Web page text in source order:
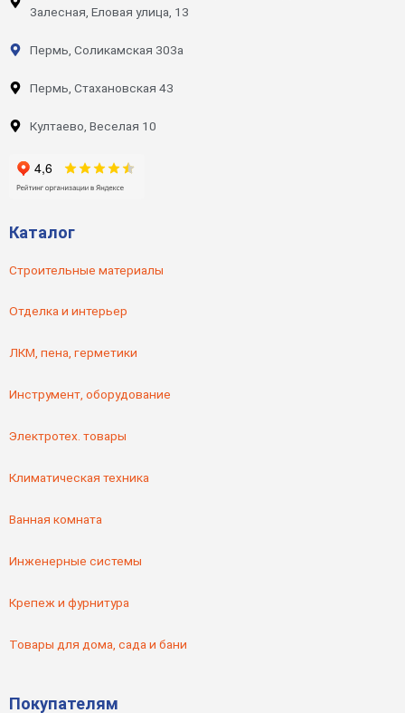
Залесная, Еловая улица, 13
Пермь, Соликамская 303а
Пермь, Стахановская 43
Култаево, Веселая 10
Каталог
Строительные материалы
Отделка и интерьер
ЛКМ, пена, герметики
Инструмент, оборудование
Электротех. товары
Климатическая техника
Ванная комната
Инженерные системы
Крепеж и фурнитура
Товары для дома, сада и бани
Покупателям